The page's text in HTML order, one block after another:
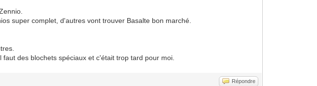
super complet, d'autres vont trouver Basalte bon marché.
des blochets spéciaux et c'était trop tard pour moi.
Répondre